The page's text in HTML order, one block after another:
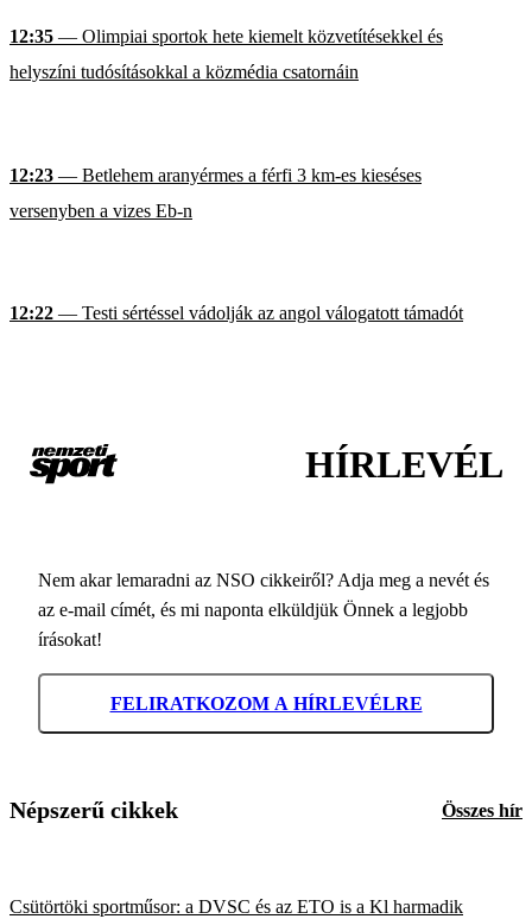
12:35 — Olimpiai sportok hete kiemelt közvetítésekkel és
helyszíni tudósításokkal a közmédia csatornáin
12:23 — Betlehem aranyérmes a férfi 3 km-es kieséses
versenyben a vizes Eb-n
12:22 — Testi sértéssel vádolják az angol válogatott támadót
HÍRLEVÉL
Nem akar lemaradni az NSO cikkeiről? Adja meg a nevét és
az e-mail címét, és mi naponta elküldjük Önnek a legjobb
írásokat!
FELIRATKOZOM A HÍRLEVÉLRE
Népszerű cikkek Összes hír
Csütörtöki sportműsor: a DVSC és az ETO is a Kl harmadik